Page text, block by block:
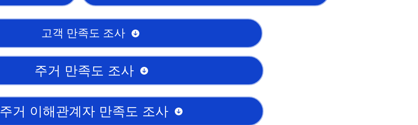
고객 만족도 조사
주거 만족도 조사
주거 이해관계자 만족도 조사